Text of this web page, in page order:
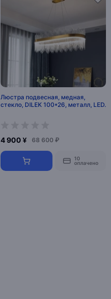
Люстра подвесная, медная,
стекло, DILEK 100*26, металл, LED.
4 900 ¥ 68 600 ₽
10
оплачено